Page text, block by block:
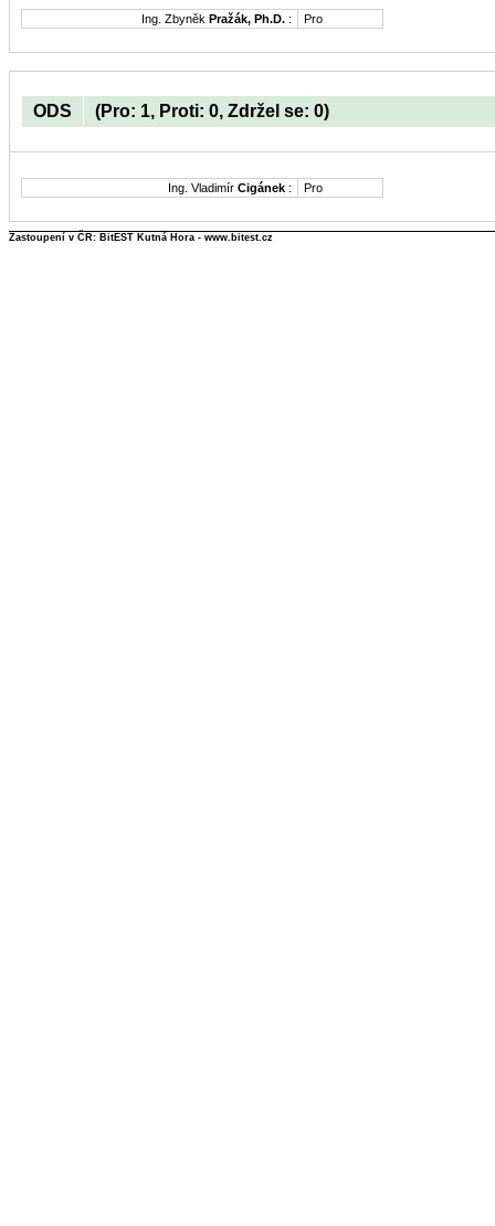
Ing. Zbyněk Pražák, Ph.D. : Pro
ODS (Pro: 1, Proti: 0, Zdržel se: 0)
Ing. Vladimír Cigánek : Pro
Zastoupení v ČR: BitEST Kutná Hora - www.bitest.cz